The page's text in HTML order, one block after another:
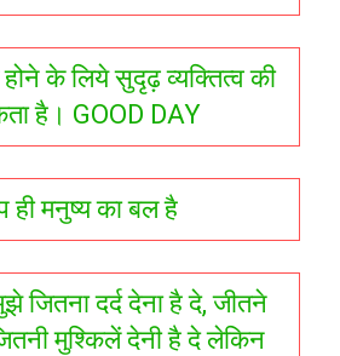
के लिये सुदृढ़ व्यक्तित्व की
है। GOOD DAY
ही मनुष्य का बल है
जितना दर्द देना है दे, जीतने
मुश्किलें देनी है दे लेकिन